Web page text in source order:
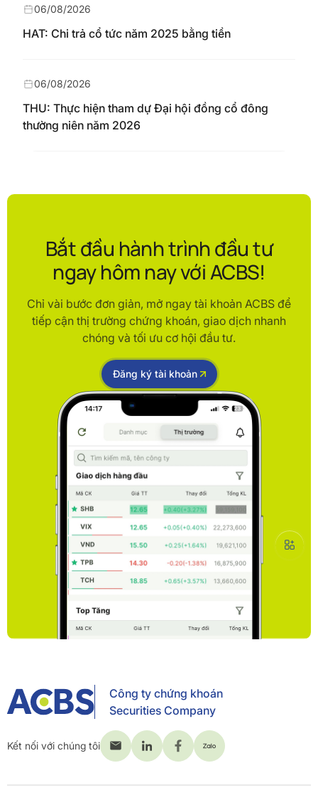
HAT: Chi trả cổ tức năm 2025 bằng tiền
06/08/2026
THU: Thực hiện tham dự Đại hội đồng cổ đông
thường niên năm 2026
06/08/2026
Bắt đầu hành trình đầu tư
ngay hôm nay với ACBS!
Chỉ vài bước đơn giản, mở ngay tài khoản ACBS để
tiếp cận thị trường chứng khoán, giao dịch nhanh
chóng và tối ưu cơ hội đầu tư.
Đăng ký tài khoản
Công ty chứng khoán
Securities Company
Kết nối với chúng tôi